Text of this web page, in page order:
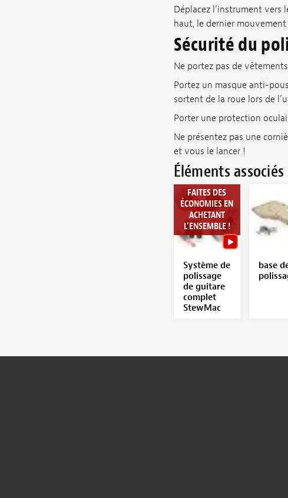
Déplacez l’instrument
haut, le dernier
Sécurité du
Ne portez pas de
Portez un masque anti-
sortent de la roue lors de
Porter une protection
Ne présentez pas une
et vous le lancer !
Éléments associés
FAITES DES
ÉCONOMIES EN
ACHETANT
L’ENSEMBLE !
Système de
polissage
de guitare
complet
StewMac
base